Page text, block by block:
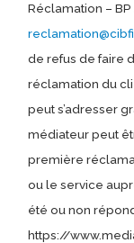
Réclamation – BP
de refus de faire
réclamation du
peut s’adresser
médiateur peut
première
ou le service
été ou non
https://